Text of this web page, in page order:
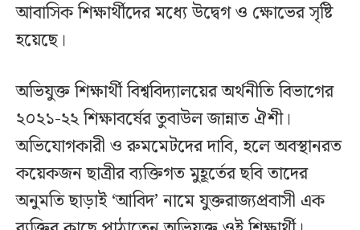
আবাসিক শিক্ষার্থীদের মধ্যে উদ্বেগ ও ক্ষোভের সৃষ্টি
হয়েছে।
অভিযুক্ত শিক্ষার্থী বিশ্ববিদ্যালয়ের অর্থনীতি বিভাগের
২০২১-২২ শিক্ষাবর্ষের তুবাউল জান্নাত ঐশী।
অভিযোগকারী ও রুমমেটদের দাবি, হলে অবস্থানরত
কয়েকজন ছাত্রীর ব্যক্তিগত মুহূর্তের ছবি তাদের
অনুমতি ছাড়াই ‘আবিদ’ নামে যুক্তরাজ্যপ্রবাসী এক